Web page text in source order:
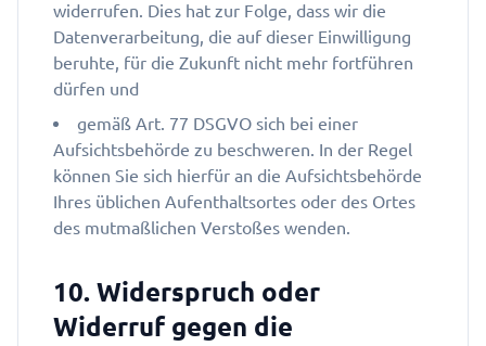
widerrufen. Dies hat zur Folge, dass wir die
Datenverarbeitung, die auf dieser Einwilligung
beruhte, für die Zukunft nicht mehr fortführen
dürfen und
gemäß Art. 77 DSGVO sich bei einer
Aufsichtsbehörde zu beschweren. In der Regel
können Sie sich hierfür an die Aufsichtsbehörde
Ihres üblichen Aufenthaltsortes oder des Ortes
des mutmaßlichen Verstoßes wenden.
10. Widerspruch oder
Widerruf gegen die